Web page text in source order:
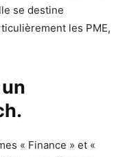
se destine
les PME,
« Finance » et «